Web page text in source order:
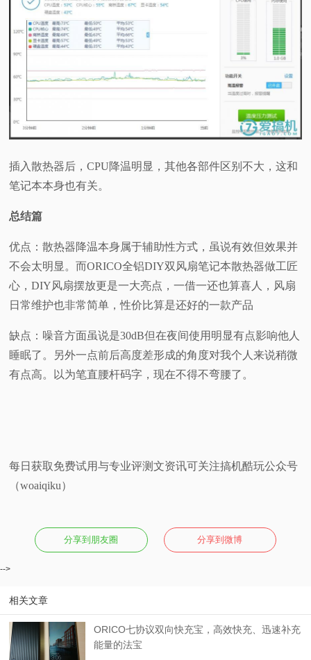
插入散热器后，CPU降温明显，其他各部件区别不大，这和
笔记本本身也有关。
总结篇
优点：散热器降温本身属于辅助性方式，虽说有效但效果并
不会太明显。而ORICO全铝DIY双风扇笔记本散热器做工匠
心，DIY风扇摆放更是一大亮点，一借一还也算喜人，风扇
日常维护也非常简单，性价比算是还好的一款产品
缺点：噪音方面虽说是30dB但在夜间使用明显有点影响他人
睡眠了。另外一点前后高度差形成的角度对我个人来说稍微
有点高。以为笔直腰杆码字，现在不得不弯腰了。
每日获取免费试用与专业评测文资讯可关注搞机酷玩公众号
（woaiqiku）
分享到朋友圈 分享到微博
-->
相关文章
ORICO七协议双向快充宝，高效快充、迅速补充
能量的法宝